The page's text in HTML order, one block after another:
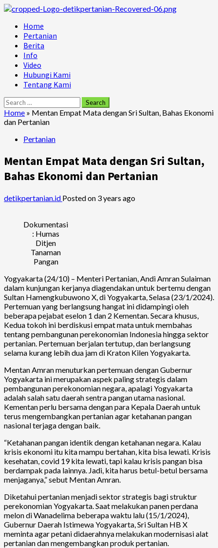
Skip
content
Primary
Menu
Home
Pertanian
Berita
Info
Video
Hubungi Kami
Tentang Kami
Search
for:
Home » Mentan Empat Mata dengan Sri Sultan, Bahas Ekonomi
dan Pertanian
Pertanian
Mentan Empat Mata dengan Sri Sultan,
Bahas Ekonomi dan Pertanian
detikpertanian.id Posted on 3 years ago
Dokumentasi
: Humas
Ditjen
Tanaman
Pangan
Yogyakarta (24/10) – Menteri Pertanian, Andi Amran Sulaiman
dalam kunjungan kerjanya diagendakan untuk bertemu dengan
Sultan Hamengkubuwono X, di Yogyakarta, Selasa (23/1/2024).
Pertemuan yang berlangsung hangat ini didampingi oleh
beberapa pejabat eselon 1 dan 2 Kementan. Secara khusus,
Kedua tokoh ini berdiskusi empat mata untuk membahas
tentang pembangunan perekonomian Indonesia hingga sektor
pertanian. Pertemuan berjalan tertutup, dan berlangsung
selama kurang lebih dua jam di Kraton Kilen Yogyakarta.
Mentan Amran menuturkan pertemuan dengan Gubernur
Yogyakarta ini merupakan aspek paling strategis dalam
pembangunan perekonomian negara, apalagi Yogyakarta
adalah salah satu daerah sentra pangan utama nasional.
Kementan perlu bersama dengan para Kepala Daerah untuk
terus mengembangkan pertanian agar ketahanan pangan
nasional terjaga dengan baik.
“Ketahanan pangan identik dengan ketahanan negara. Kalau
krisis ekonomi itu kita mampu bertahan, kita bisa lewati. Krisis
kesehatan, covid 19 kita lewati, tapi kalau krisis pangan bisa
berdampak pada lainnya. Jadi, kita harus betul-betul bersama
menjaganya,” sebut Mentan Amran.
Diketahui pertanian menjadi sektor strategis bagi struktur
perekonomian Yogyakarta. Saat melakukan panen perdana
melon di Wanadelima beberapa waktu lalu (15/1/2024),
Gubernur Daerah Istimewa Yogyakarta, Sri Sultan HB X
meminta agar petani didaerahnya melakukan modernisasi alat
pertanian dan mengembangkan produk pertanian.